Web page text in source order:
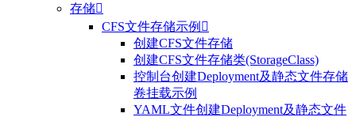
存储
CFS文件存储示例 
创建CFS文件存储
创建CFS文件存储类(StorageClass)
控制台创建Deployment及静态文件存储
卷挂载示例
YAML文件创建Deployment及静态文件